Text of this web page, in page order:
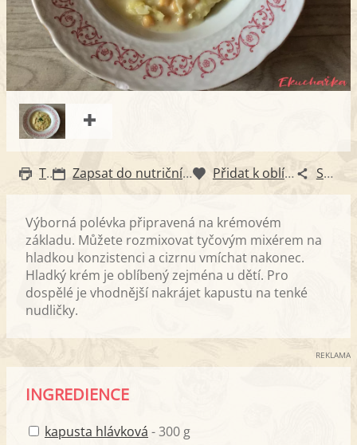
Tisk Zapsat do nutričního diáře Přidat k oblíbeným Sdílet
Výborná polévka připravená na krémovém
základu. Můžete rozmixovat tyčovým mixérem na
hladkou konzistenci a cizrnu vmíchat nakonec.
Hladký krém je oblíbený zejména u dětí. Pro
dospělé je vhodnější nakrájet kapustu na tenké
nudličky.
REKLAMA
INGREDIENCE
kapusta hlávková - 300 g